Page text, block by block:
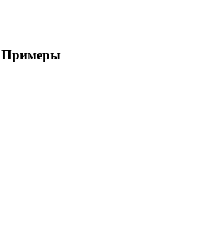
Примеры